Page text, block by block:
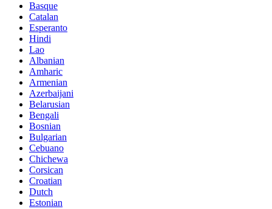
Basque
Catalan
Esperanto
Hindi
Lao
Albanian
Amharic
Armenian
Azerbaijani
Belarusian
Bengali
Bosnian
Bulgarian
Cebuano
Chichewa
Corsican
Croatian
Dutch
Estonian